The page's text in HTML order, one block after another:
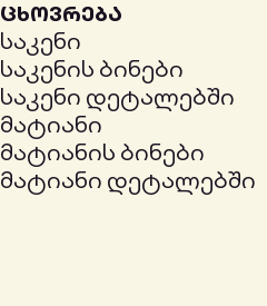
ცხოვრება
საკენი
საკენის ბინები
საკენი დეტალებში
მატიანი
მატიანის ბინები
მატიანი დეტალებში